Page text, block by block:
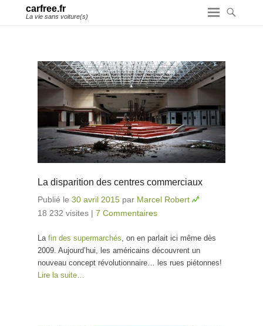
carfree.fr
La vie sans voiture(s)
La disparition des centres commerciaux
Publié le 30 avril 2015 par Marcel Robert
18 232 visites | 7 Commentaires
La fin des supermarchés , on en parlait ici même dès
2009. Aujourd’hui, les américains découvrent un
nouveau concept révolutionnaire… les rues piétonnes!
Lire la suite…